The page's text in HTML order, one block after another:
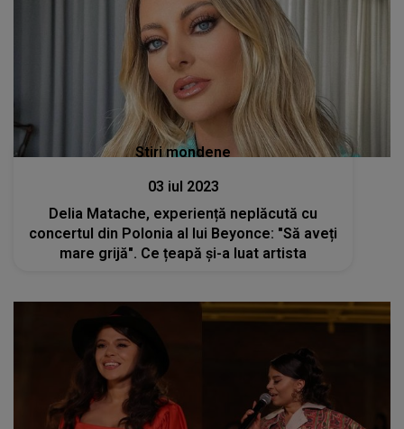
Stiri mondene
03 iul 2023
Delia Matache, experiență neplăcută cu
concertul din Polonia al lui Beyonce: "Să aveți
mare grijă". Ce țeapă și-a luat artista